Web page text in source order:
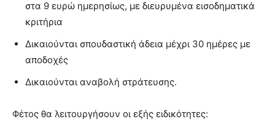
στα 9 ευρώ ημερησίως, με διευρυμένα εισοδηματικά
κριτήρια
Δικαιούνται σπουδαστική άδεια μέχρι 30 ημέρες με
αποδοχές
Δικαιούνται αναβολή στράτευσης.
Φέτος θα λειτουργήσουν οι εξής ειδικότητες: